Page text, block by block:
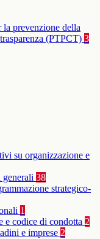
la prevenzione della
(PTPCT) 3
su organizzazione e
38
strategico-
1
e codice di condotta 2
e imprese 2